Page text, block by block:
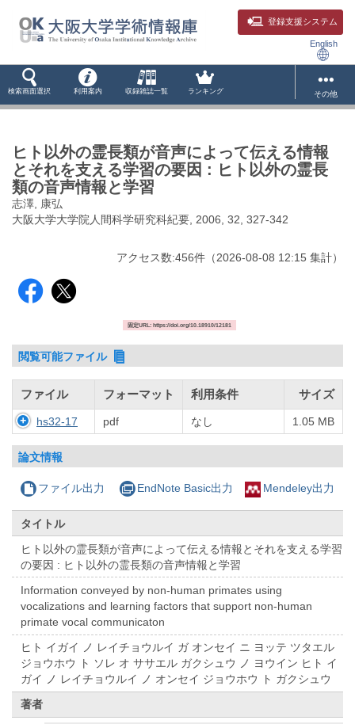
登録支援システム
English
検索画面選択 利用案内 収録雑誌一覧 ランキング その他
ヒト以外の霊長類が音声によって伝える情報
とそれを支える学習の要因 : ヒト以外の霊長
類の音声情報と学習
志澤, 康弘
大阪大学大学院人間科学研究科紀要, 2006, 32, 327-342
アクセス数:456件 （2026-08-08 12:15 集計）
固定URL: https://doi.org/10.18910/12181
閲覧可能ファイル
ファイル フォーマット 利用条件 サイズ
hs32-17 pdf なし 1.05 MB
論文情報
ファイル出力 EndNote Basic出力 Mendeley出力
タイトル
ヒト以外の霊長類が音声によって伝える情報とそれを支える学習
の要因 : ヒト以外の霊長類の音声情報と学習
Information conveyed by non-human primates using
vocalizations and learning factors that support non-human
primate vocal communicaton
ヒト イガイ ノ レイチョウルイ ガ オンセイ ニ ヨッテ ツタエル
ジョウホウ ト ソレ オ ササエル ガクシュウ ノ ヨウイン ヒト イ
ガイ ノ レイチョウルイ ノ オンセイ ジョウホウ ト ガクシュウ
著者